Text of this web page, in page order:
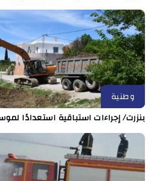
وطنية
بنزرت/ إجراءات استباقية استعدادًا